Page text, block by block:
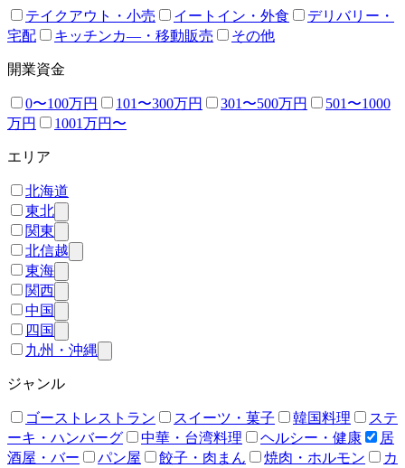
テイクアウト・小売 イートイン・外食
デリバリー・
宅配
キッチンカ―・移動販売 その他
開業資金
0〜100万円 101〜300万円 301〜500万円
501〜1000
万円
1001万円〜
エリア
北海道
東北
関東
北信越
東海
関西
中国
四国
九州・沖縄
ジャンル
ゴーストレストラン スイーツ・菓子 韓国料理
ステ
ーキ・ハンバーグ
中華・台湾料理 ヘルシー・健康
居
酒屋・バー
パン屋 餃子・肉まん 焼肉・ホルモン
カ